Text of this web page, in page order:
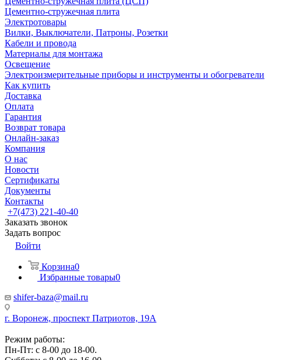
Цементно-стружечная плита
Электротовары
Вилки, Выключатели, Патроны, Розетки
Кабели и провода
Материалы для монтажа
Освещение
Электроизмерительные приборы и инструменты и обогреватели
Как купить
Доставка
Оплата
Гарантия
Возврат товара
Онлайн-заказ
Компания
О нас
Новости
Сертификаты
Документы
Контакты
+7(473) 221-40-40
Заказать звонок
Задать вопрос
Войти
Корзина0
Избранные товары0
shifer-baza@mail.ru
г. Воронеж, проспект Патриотов, 19А
Режим работы:
Пн-Пт: с 8-00 до 18-00.